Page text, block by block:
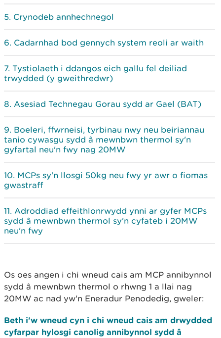
Crynodeb annhechnegol
Cadarnhad bod gennych system reoli ar waith
Tystiolaeth i ddangos eich gallu fel deiliad
trwydded (y gweithredwr)
Asesiad Technegau Gorau sydd ar Gael (BAT)
Boeleri, ffwrneisi, tyrbinau nwy neu beiriannau
tanio cywasgu sydd â mewnbwn thermol sy'n
gyfartal neu'n fwy nag 20MW
MCPs sy'n llosgi 50kg neu fwy yr awr o fiomas
gwastraff
Adroddiad effeithlonrwydd ynni ar gyfer MCPs
sydd â mewnbwn thermol sy'n cyfateb i 20MW
neu'n fwy
Os oes angen i chi wneud cais am MCP annibynnol
sydd â mewnbwn thermol o rhwng 1 a llai nag
20MW ac nad yw'n Eneradur Penodedig, gweler:
Beth i'w wneud cyn i chi wneud cais am drwydded
cyfarpar hylosgi canolig annibynnol sydd â